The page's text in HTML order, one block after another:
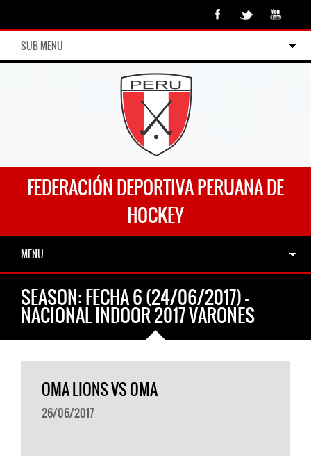
SUB MENU
FEDERACIÓN DEPORTIVA PERUANA DE
HOCKEY
MENU
SEASON:FECHA 6 (24/06/2017) –
NACIONAL INDOOR 2017 VARONES
OMA LIONS VS OMA
26/06/2017